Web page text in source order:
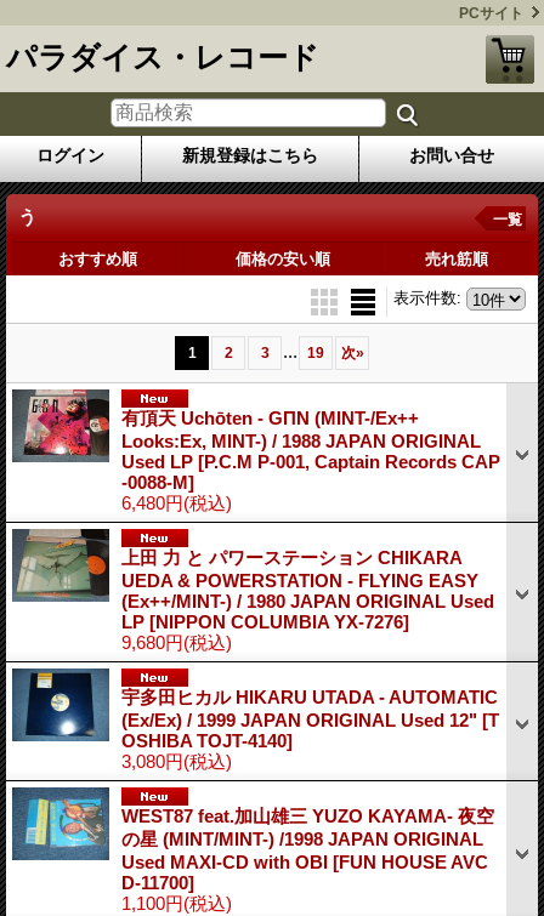
PCサイト
パラダイス・レコード
ログイン 新規登録はこちら お問い合せ
う 一覧
おすすめ順 価格の安い順 売れ筋順
表示件数:
1 2 3 ... 19 次»
有頂天 Uchōten - GΠN (MINT-/Ex++
Looks:Ex, MINT-) / 1988 JAPAN ORIGINAL
Used LP [P.C.M P-001, Captain Records CAP
-0088-M]
6,480円(税込)
上田 力 と パワーステーション CHIKARA
UEDA & POWERSTATION - FLYING EASY
(Ex++/MINT-) / 1980 JAPAN ORIGINAL Used
LP [NIPPON COLUMBIA YX-7276]
9,680円(税込)
宇多田ヒカル HIKARU UTADA - AUTOMATIC
(Ex/Ex) / 1999 JAPAN ORIGINAL Used 12" [T
OSHIBA TOJT-4140]
3,080円(税込)
WEST87 feat.加山雄三 YUZO KAYAMA- 夜空
の星 (MINT/MINT-) /1998 JAPAN ORIGINAL
Used MAXI-CD with OBI [FUN HOUSE AVC
D-11700]
1,100円(税込)